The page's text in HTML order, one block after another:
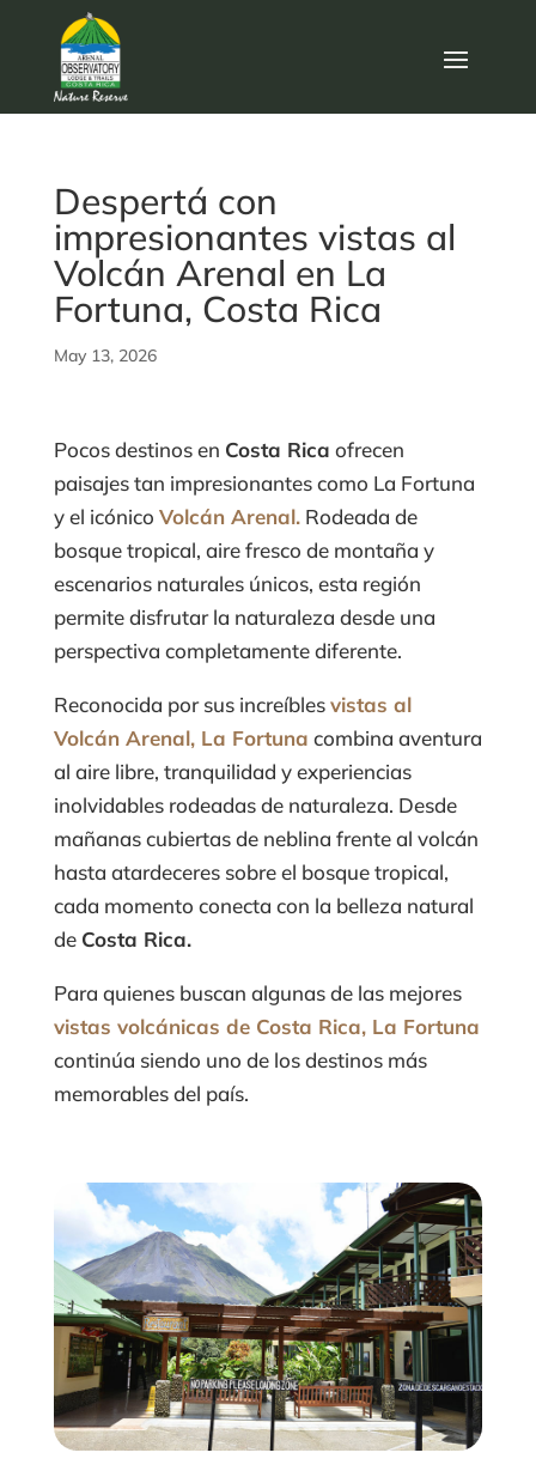
Despertá con
impresionantes vistas al
Volcán Arenal en La
Fortuna, Costa Rica
May 13, 2026
Pocos destinos en Costa Rica ofrecen
paisajes tan impresionantes como La Fortuna
y el icónico Volcán Arenal.Rodeada de
bosque tropical, aire fresco de montaña y
escenarios naturales únicos, esta región
permite disfrutar la naturaleza desde una
perspectiva completamente diferente.
Reconocida por sus increíblesvistas al
Volcán Arenal, La Fortuna combina aventura
al aire libre, tranquilidad y experiencias
inolvidables rodeadas de naturaleza. Desde
mañanas cubiertas de neblina frente al volcán
hasta atardeceres sobre el bosque tropical,
cada momento conecta con la belleza natural
de Costa Rica.
Para quienes buscan algunas de las mejores
vistas volcánicas de Costa Rica, La Fortuna
continúa siendo uno de los destinos más
memorables del país.